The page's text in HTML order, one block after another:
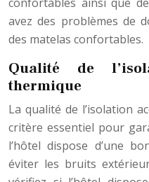
avez des problèmes de
des matelas confortables.
Qualité de
thermique
La qualité de l’isolation
critère essentiel pour
l’hôtel dispose d’une
éviter les bruits